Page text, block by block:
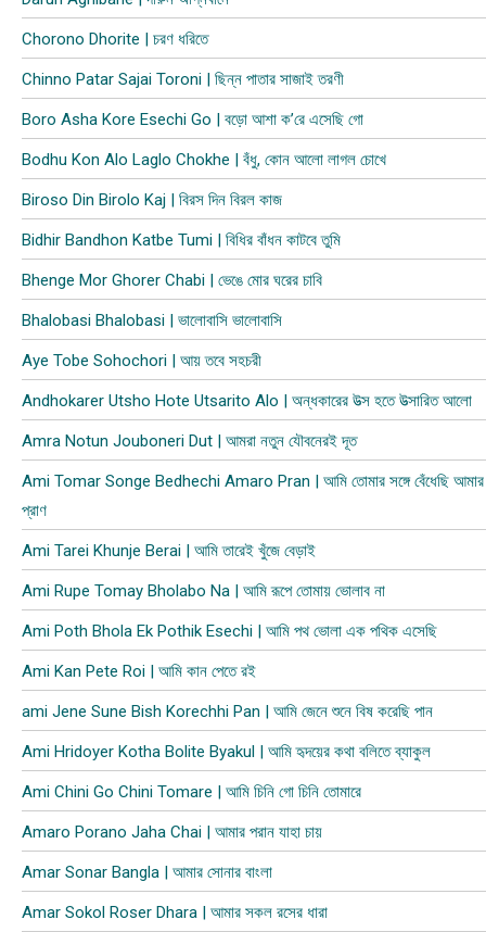
Chorono Dhorite | চরণ ধরিতে
Chinno Patar Sajai Toroni | ছিন্ন পাতার সাজাই তরণী
Boro Asha Kore Esechi Go | বড়ো আশা ক’রে এসেছি গো
Bodhu Kon Alo Laglo Chokhe | বঁধু, কোন আলো লাগল চোখে
Biroso Din Birolo Kaj | বিরস দিন বিরল কাজ
Bidhir Bandhon Katbe Tumi | বিধির বাঁধন কাটবে তুমি
Bhenge Mor Ghorer Chabi | ভেঙে মোর ঘরের চাবি
Bhalobasi Bhalobasi | ভালোবাসি ভালোবাসি
Aye Tobe Sohochori | আয় তবে সহচরী
Andhokarer Utsho Hote Utsarito Alo | অন্ধকারের উত্স হতে উত্সারিত আলো
Amra Notun Jouboneri Dut | আমরা নতুন যৌবনেরই দূত
Ami Tomar Songe Bedhechi Amaro Pran | আমি তোমার সঙ্গে বেঁধেছি আমার
প্রাণ
Ami Tarei Khunje Berai | আমি তারেই খুঁজে বেড়াই
Ami Rupe Tomay Bholabo Na | আমি রূপে তোমায় ভোলাব না
Ami Poth Bhola Ek Pothik Esechi | আমি পথ ভোলা এক পথিক এসেছি
Ami Kan Pete Roi | আমি কান পেতে রই
ami Jene Sune Bish Korechhi Pan | আমি জেনে শুনে বিষ করেছি পান
Ami Hridoyer Kotha Bolite Byakul | আমি হৃদয়ের কথা বলিতে ব্যাকুল
Ami Chini Go Chini Tomare | আমি চিনি গো চিনি তোমারে
Amaro Porano Jaha Chai | আমার পরান যাহা চায়
Amar Sonar Bangla | আমার সোনার বাংলা
Amar Sokol Roser Dhara | আমার সকল রসের ধারা